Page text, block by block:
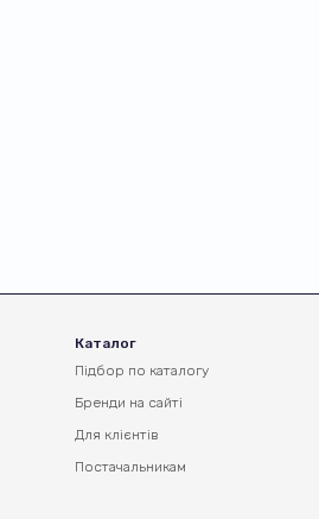
Каталог
Підбор по каталогу
Бренди на сайті
Для клієнтів
Постачальникам